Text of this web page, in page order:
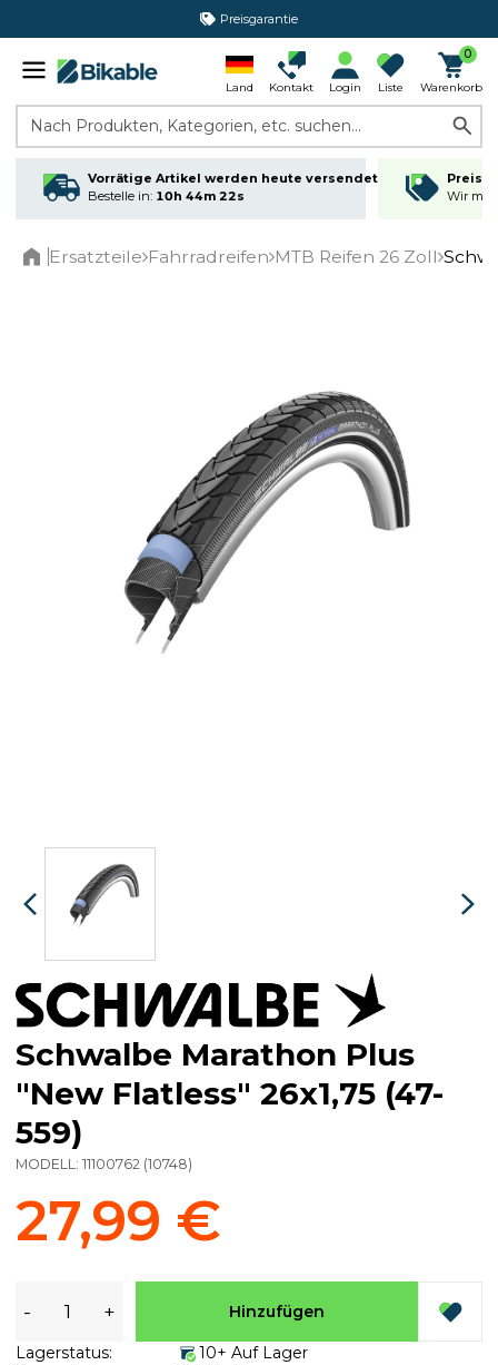
Preisgarantie
Land Kontakt Login Liste
0
Warenkorb
Nach Produkten, Kategorien, etc. suchen...
Vorrätige Artikel werden heute versendet
Bestelle in: 10h 44m 21s
Wir
Ersatzteile Fahrradreifen MTB Reifen 26 Zoll
Schwalbe Marathon Plus
"New Flatless" 26x1,75 (47-
559)
MODELL: 11100762 (10748)
27,99 €
- + Hinzufügen
Lagerstatus:
10+ Auf Lager